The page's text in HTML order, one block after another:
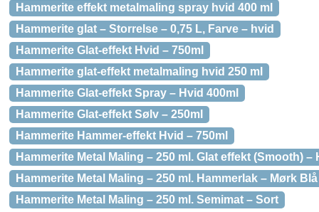
Hammerite effekt metalmaling spray hvid 400 ml
Hammerite glat – Storrelse – 0,75 L, Farve – hvid
Hammerite Glat-effekt Hvid – 750ml
Hammerite glat-effekt metalmaling hvid 250 ml
Hammerite Glat-effekt Spray – Hvid 400ml
Hammerite Glat-effekt Sølv – 250ml
Hammerite Hammer-effekt Hvid – 750ml
Hammerite Metal Maling – 250 ml. Glat effekt (Smooth) –
Hammerite Metal Maling – 250 ml. Hammerlak – Mørk Blå
Hammerite Metal Maling – 250 ml. Semimat – Sort